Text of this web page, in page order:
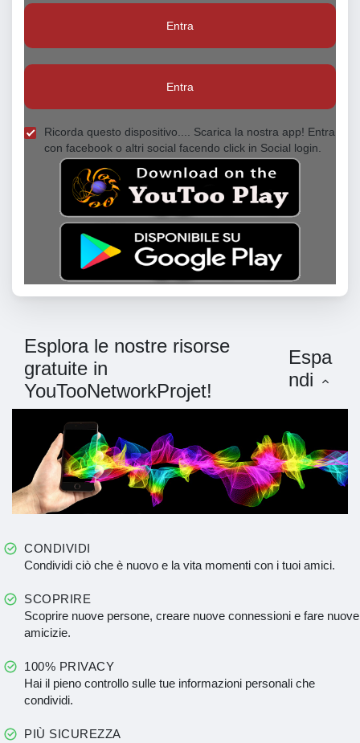
Entra
Entra
Ricorda questo dispositivo.... Scarica la nostra app! Entra
con facebook o altri social facendo click in Social login.
Esplora le nostre risorse
gratuite in
YouTooNetworkProjet!
Espa
ndi
CONDIVIDI
Condividi ciò che è nuovo e la vita momenti con i tuoi amici.
SCOPRIRE
Scoprire nuove persone, creare nuove connessioni e fare nuove
amicizie.
100% PRIVACY
Hai il pieno controllo sulle tue informazioni personali che
condividi.
PIÙ SICUREZZA